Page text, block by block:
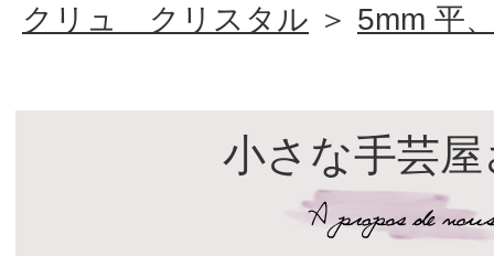
クリュ クリスタル ＞ 5mm 平
小さな手芸